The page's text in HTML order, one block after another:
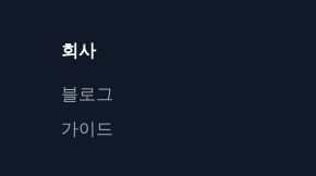
회사
블로그
가이드